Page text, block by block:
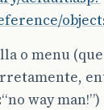
o menu
way man!”)